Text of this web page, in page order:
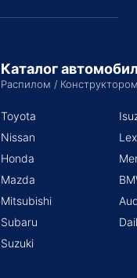
Каталог
Распилом /
Toyota
Nissan
Honda
Mazda
Mitsubishi
Subaru
Suzuki